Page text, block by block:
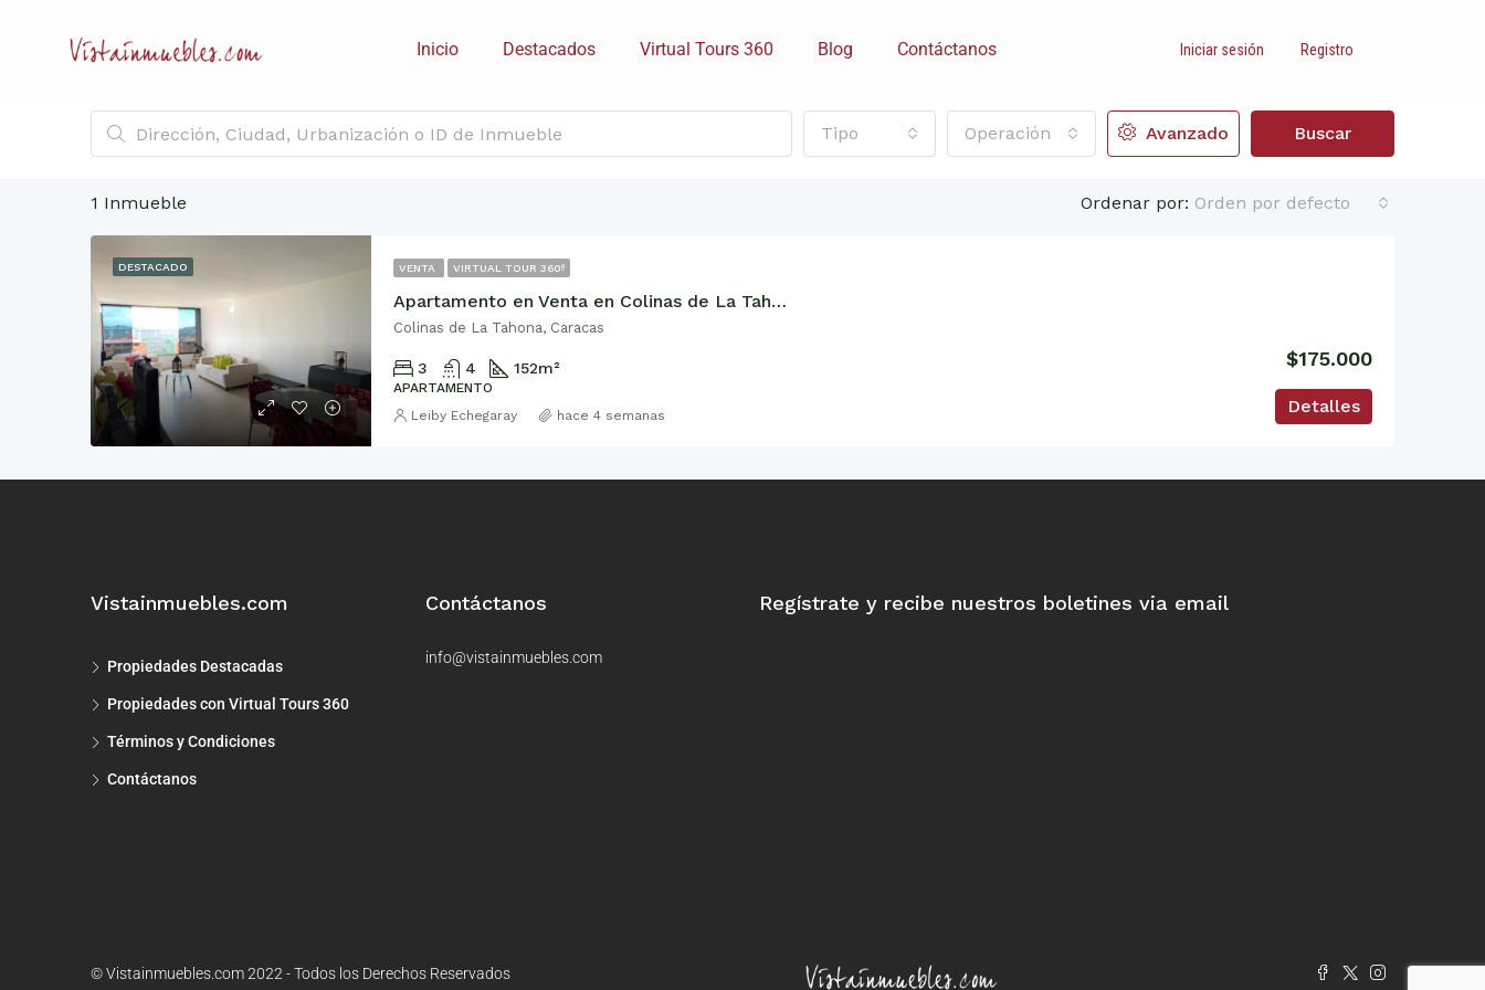
Inicio Destacados Virtual Tours 360 Blog Contáctanos Iniciar sesión Registro
Tipo Operación Avanzado Buscar
1 Inmueble Ordenar por: Orden por defecto
DESTACADO VENTA VIRTUAL TOUR 360º
Apartamento en Venta en Colinas de La Tahona, 152m2
$175.000
Colinas de La Tahona, Caracas
3 4 152m²
APARTAMENTO
Detalles
Leiby Echegaray hace 4 semanas
Vistainmuebles.com
Propiedades Destacadas
Propiedades con Virtual Tours 360
Términos y Condiciones
Contáctanos
Contáctanos
info@vistainmuebles.com
Regístrate y recibe nuestros boletines via email
© Vistainmuebles.com 2022 - Todos los Derechos Reservados